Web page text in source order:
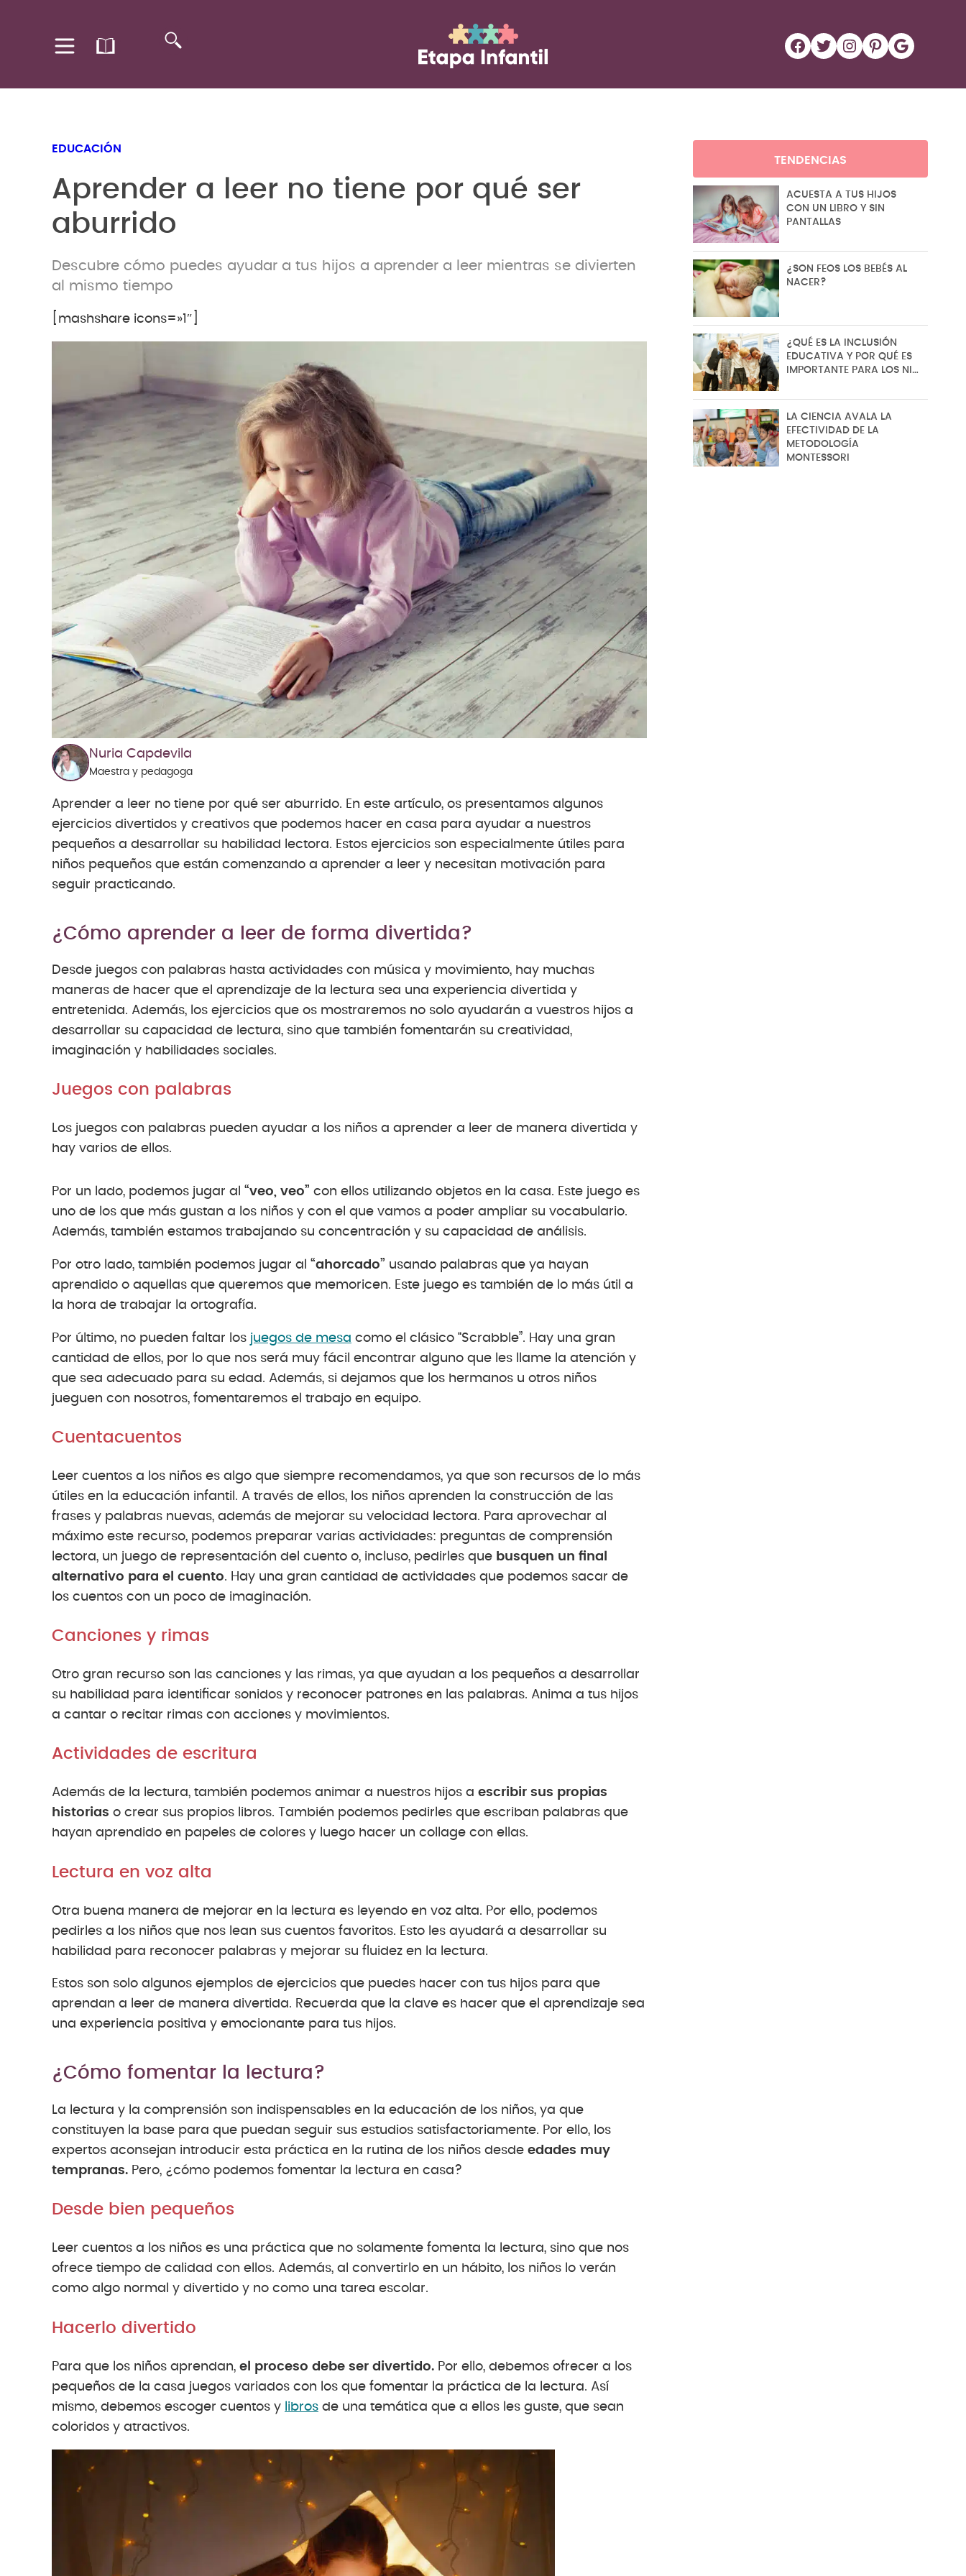
Facebook Twitter Instagram Pinterest Google
EDUCACIÓN
Aprender a leer no tiene por qué ser
aburrido
Descubre cómo puedes ayudar a tus hijos a aprender a leer mientras se divierten
al mismo tiempo
[mashshare icons=»1″]
Nuria Capdevila
Maestra y pedagoga
Aprender a leer no tiene por qué ser aburrido. En este artículo, os presentamos algunos
ejercicios divertidos y creativos que podemos hacer en casa para ayudar a nuestros
pequeños a desarrollar su habilidad lectora. Estos ejercicios son especialmente útiles para
niños pequeños que están comenzando a aprender a leer y necesitan motivación para
seguir practicando.
¿Cómo aprender a leer de forma divertida?
Desde juegos con palabras hasta actividades con música y movimiento, hay muchas
maneras de hacer que el aprendizaje de la lectura sea una experiencia divertida y
entretenida. Además, los ejercicios que os mostraremos no solo ayudarán a vuestros hijos a
desarrollar su capacidad de lectura, sino que también fomentarán su creatividad,
imaginación y habilidades sociales.
Juegos con palabras
Los juegos con palabras pueden ayudar a los niños a aprender a leer de manera divertida y
hay varios de ellos.
Por un lado, podemos jugar al “veo, veo” con ellos utilizando objetos en la casa. Este juego es
uno de los que más gustan a los niños y con el que vamos a poder ampliar su vocabulario.
Además, también estamos trabajando su concentración y su capacidad de análisis.
Por otro lado, también podemos jugar al “ahorcado” usando palabras que ya hayan
aprendido o aquellas que queremos que memoricen. Este juego es también de lo más útil a
la hora de trabajar la ortografía.
Por último, no pueden faltar los juegos de mesa como el clásico “Scrabble”. Hay una gran
cantidad de ellos, por lo que nos será muy fácil encontrar alguno que les llame la atención y
que sea adecuado para su edad. Además, si dejamos que los hermanos u otros niños
jueguen con nosotros, fomentaremos el trabajo en equipo.
Cuentacuentos
Leer cuentos a los niños es algo que siempre recomendamos, ya que son recursos de lo más
útiles en la educación infantil. A través de ellos, los niños aprenden la construcción de las
frases y palabras nuevas, además de mejorar su velocidad lectora. Para aprovechar al
máximo este recurso, podemos preparar varias actividades: preguntas de comprensión
lectora, un juego de representación del cuento o, incluso, pedirles que busquen un final
alternativo para el cuento. Hay una gran cantidad de actividades que podemos sacar de
los cuentos con un poco de imaginación.
Canciones y rimas
Otro gran recurso son las canciones y las rimas, ya que ayudan a los pequeños a desarrollar
su habilidad para identificar sonidos y reconocer patrones en las palabras. Anima a tus hijos
a cantar o recitar rimas con acciones y movimientos.
Actividades de escritura
Además de la lectura, también podemos animar a nuestros hijos a escribir sus propias
historias o crear sus propios libros. También podemos pedirles que escriban palabras que
hayan aprendido en papeles de colores y luego hacer un collage con ellas.
Lectura en voz alta
Otra buena manera de mejorar en la lectura es leyendo en voz alta. Por ello, podemos
pedirles a los niños que nos lean sus cuentos favoritos. Esto les ayudará a desarrollar su
habilidad para reconocer palabras y mejorar su fluidez en la lectura.
Estos son solo algunos ejemplos de ejercicios que puedes hacer con tus hijos para que
aprendan a leer de manera divertida. Recuerda que la clave es hacer que el aprendizaje sea
una experiencia positiva y emocionante para tus hijos.
¿Cómo fomentar la lectura?
La lectura y la comprensión son indispensables en la educación de los niños, ya que
constituyen la base para que puedan seguir sus estudios satisfactoriamente. Por ello, los
expertos aconsejan introducir esta práctica en la rutina de los niños desde edades muy
tempranas. Pero, ¿cómo podemos fomentar la lectura en casa?
Desde bien pequeños
Leer cuentos a los niños es una práctica que no solamente fomenta la lectura, sino que nos
ofrece tiempo de calidad con ellos. Además, al convertirlo en un hábito, los niños lo verán
como algo normal y divertido y no como una tarea escolar.
Hacerlo divertido
Para que los niños aprendan, el proceso debe ser divertido. Por ello, debemos ofrecer a los
pequeños de la casa juegos variados con los que fomentar la práctica de la lectura. Así
mismo, debemos escoger cuentos y libros de una temática que a ellos les guste, que sean
coloridos y atractivos.
TENDENCIAS
ACUESTA A TUS HIJOS
CON UN LIBRO Y SIN
PANTALLAS
¿SON FEOS LOS BEBÉS AL
NACER?
¿QUÉ ES LA INCLUSIÓN
EDUCATIVA Y POR QUÉ ES
IMPORTANTE PARA LOS NI…
LA CIENCIA AVALA LA
EFECTIVIDAD DE LA
METODOLOGÍA
MONTESSORI